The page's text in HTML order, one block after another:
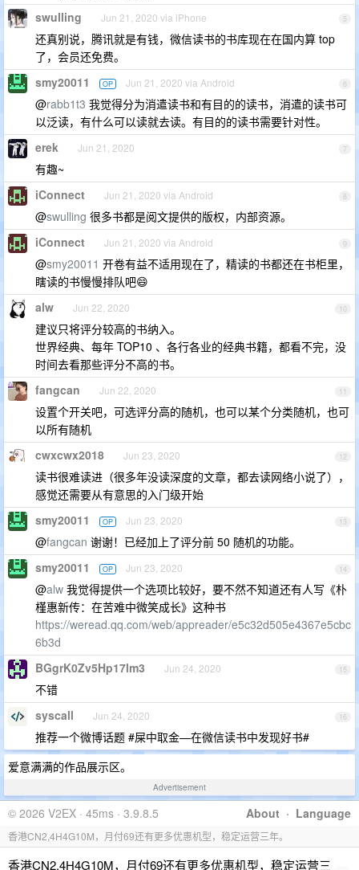
5
swulling Jun 21, 2020 via iPhone
还真别说，腾讯就是有钱，微信读书的书库现在在国内算 top
了，会员还免费。
6
smy20011 OP Jun 21, 2020 via Android
@rabb1t3 我觉得分为消遣读书和有目的的读书，消遣的读书可
以泛读，有什么可以读就去读。有目的的读书需要针对性。
7
erek Jun 21, 2020
有趣~
8
iConnect Jun 21, 2020 via Android
@swulling 很多书都是阅文提供的版权，内部资源。
9
iConnect Jun 21, 2020 via Android
@smy20011 开卷有益不适用现在了，精读的书都还在书柜里，
瞎读的书慢慢排队吧😄
10
alw Jun 22, 2020
建议只将评分较高的书纳入。
世界经典、每年 TOP10 、各行各业的经典书籍，都看不完，没
时间去看那些评分不高的书。
11
fangcan Jun 22, 2020
设置个开关吧，可选评分高的随机，也可以某个分类随机，也可
以所有随机
12
cwxcwx2018 Jun 23, 2020
读书很难读进（很多年没读深度的文章，都去读网络小说了），
感觉还需要从有意思的入门级开始
13
smy20011 OP Jun 23, 2020
@fangcan 谢谢！已经加上了评分前 50 随机的功能。
14
smy20011 OP Jun 23, 2020
@alw 我觉得提供一个选项比较好，要不然不知道还有人写《朴
槿惠新传：在苦难中微笑成长》这种书
https://weread.qq.com/web/appreader/e5c32d505e4367e5cbc
6b3d
15
BGgrK0Zv5Hp17lm3 Jun 24, 2020
不错
16
syscall Jun 24, 2020
推荐一个微博话题 #屎中取金—在微信读书中发现好书#
爱意满满的作品展示区。
Advertisement
About · Language
© 2026 V2EX · 45ms · 3.9.8.5
香港CN2,4H4G10M，月付69还有更多优惠机型，稳定运营三年。
香港CN2,4H4G10M，月付69还有更多优惠机型，稳定运营三